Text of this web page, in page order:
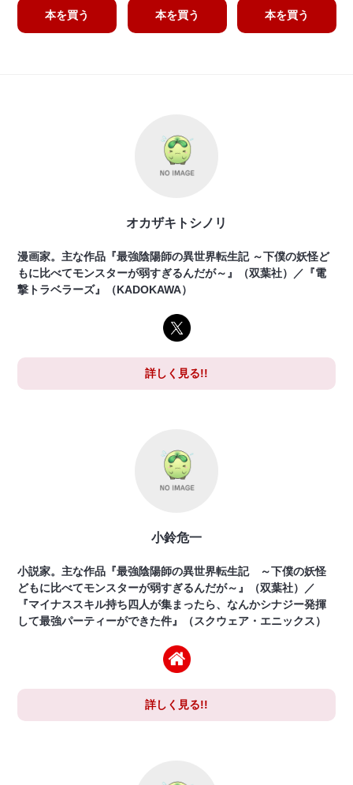
本を買う 本を買う 本を買う
オカザキトシノリ
漫画家。主な作品『最強陰陽師の異世界転生記 ～下僕の妖怪ど
もに比べてモンスターが弱すぎるんだが～』（双葉社）／『電
撃トラベラーズ』（KADOKAWA）
詳しく見る!!
小鈴危一
小説家。主な作品『最強陰陽師の異世界転生記 ～下僕の妖怪
どもに比べてモンスターが弱すぎるんだが～』（双葉社）／
『マイナススキル持ち四人が集まったら、なんかシナジー発揮
して最強パーティーができた件』（スクウェア・エニックス）
詳しく見る!!